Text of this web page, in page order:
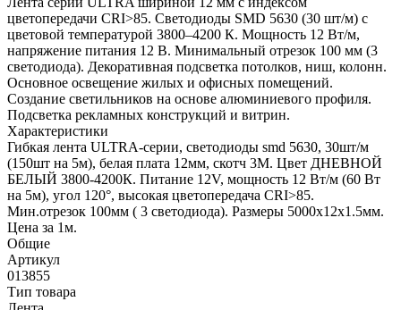
цветопередачи CRI>85. Светодиоды SMD 5630 (30 шт/м) с
цветовой температурой 3800–4200 К. Мощность 12 Вт/м,
напряжение питания 12 В. Минимальный отрезок 100 мм (3
светодиода). Декоративная подсветка потолков, ниш, колонн.
Основное освещение жилых и офисных помещений.
Создание светильников на основе алюминиевого профиля.
Подсветка рекламных конструкций и витрин.
Характеристики
Гибкая лента ULTRA-серии, светодиоды smd 5630, 30шт/м
(150шт на 5м), белая плата 12мм, скотч 3М. Цвет ДНЕВНОЙ
БЕЛЫЙ 3800-4200К. Питание 12V, мощность 12 Вт/м (60 Вт
на 5м), угол 120°, высокая цветопередача CRI>85.
Мин.отрезок 100мм ( 3 светодиода). Размеры 5000х12х1.5мм.
Цена за 1м.
Общие
Артикул
013855
Тип товара